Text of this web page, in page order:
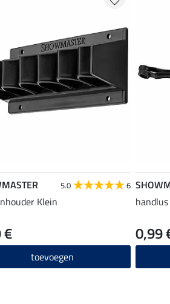
5.0 6
Klein
€
toevoegen
0,99